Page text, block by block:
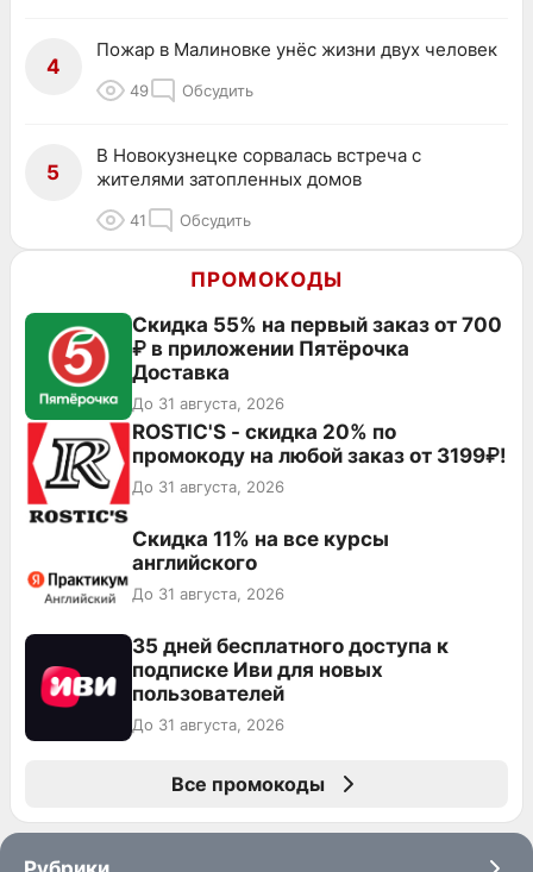
4
Пожар в Малиновке унёс жизни двух человек
49 Обсудить
5
В Новокузнецке сорвалась встреча с
жителями затопленных домов
41 Обсудить
ПРОМОКОДЫ
Скидка 55% на первый заказ от 700
₽ в приложении Пятёрочка
Доставка
До 31 августа, 2026
ROSTIC'S - скидка 20% по
промокоду на любой заказ от 3199₽!
До 31 августа, 2026
Скидка 11% на все курсы
английского
До 31 августа, 2026
35 дней бесплатного доступа к
подписке Иви для новых
пользователей
До 31 августа, 2026
Все промокоды